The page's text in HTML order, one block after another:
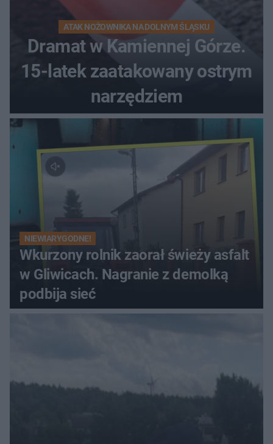
ATAK NOŻOWNIKA NA DOLNYM ŚLĄSKU
Dramat w Kamiennej Górze.
15-latek zaatakowany ostrym
narzędziem
NIEWIARYGODNE!
Wkurzony rolnik zaorał świeży asfalt
w Gliwicach. Nagranie z demolką
podbija sieć